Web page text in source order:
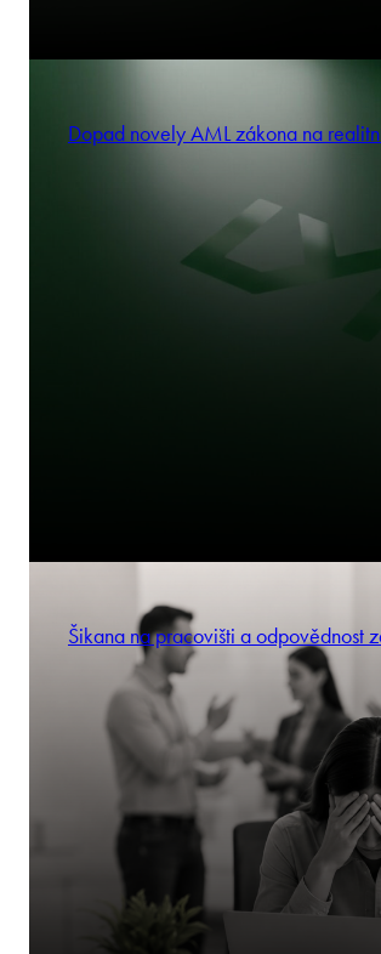
Dopad novely AML zákona na
Šikana na pracovišti a odpovědnost